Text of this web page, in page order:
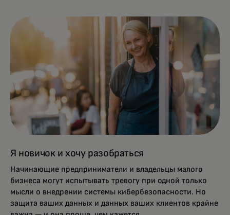
Я новичок и хочу разобраться
Начинающие предприниматели и владельцы малого
бизнеса могут испытывать тревогу при одной только
мысли о внедрении системы кибербезопасности. Но
защита ваших данных и данных ваших клиентов крайне